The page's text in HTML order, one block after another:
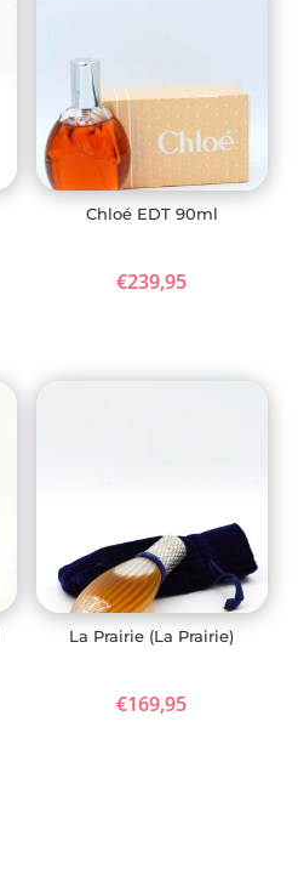
Chloé EDT 90ml
€239,95
La Prairie (La Prairie)
€169,95